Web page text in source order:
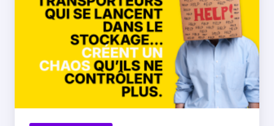
stockage
logistique
transporteur
logiciel